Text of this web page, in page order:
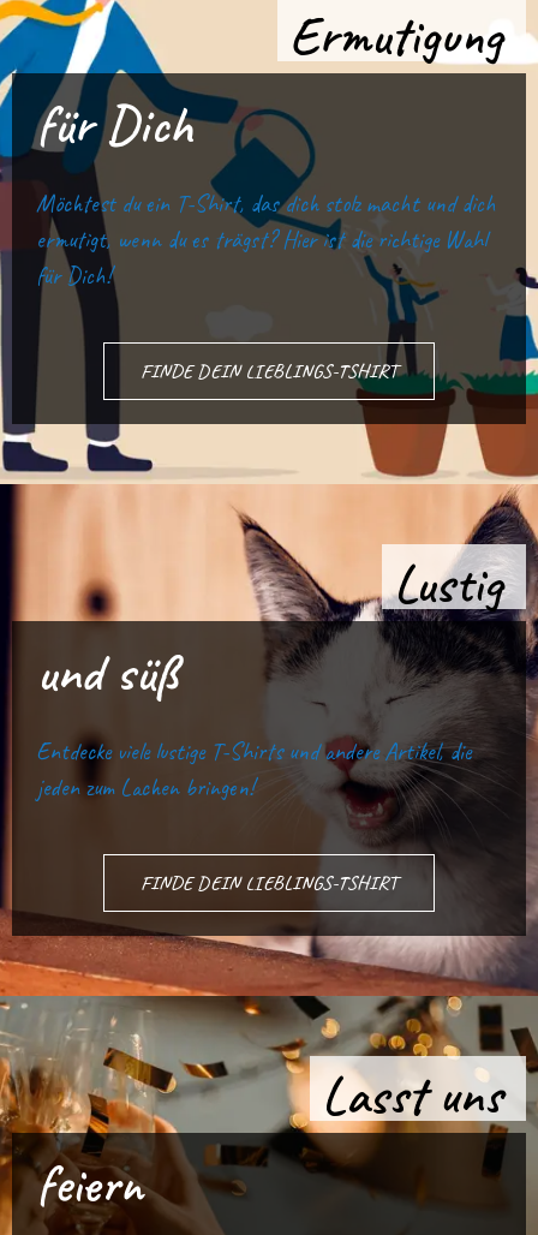
Ermutigung
für Dich
Möchtest du ein T-Shirt, das dich stolz macht und dich
ermutigt, wenn du es trägst? Hier ist die richtige Wahl
für Dich!
FINDE DEIN LIEBLINGS-TSHIRT
Lustig
und süß
Entdecke viele lustige T-Shirts und andere Artikel, die
jeden zum Lachen bringen!
FINDE DEIN LIEBLINGS-TSHIRT
Lasst uns
feiern